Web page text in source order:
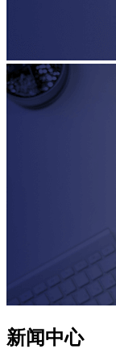
新闻中心